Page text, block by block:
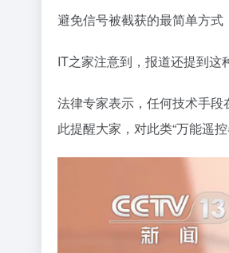
避免信号被截获的最简单方式
IT之家注意到，报道还提到这
法律专家表示，任何技术手
此提醒大家，对此类“万能遥